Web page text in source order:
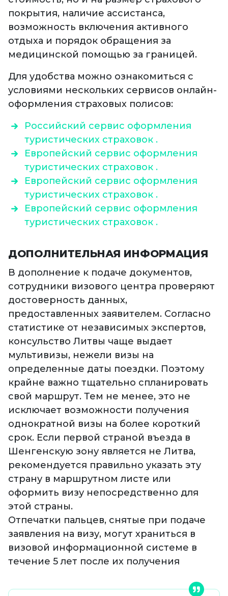
покрытия, наличие ассистанса,
возможность включения активного
отдыха и порядок обращения за
медицинской помощью за границей.
Для удобства можно ознакомиться с
условиями нескольких сервисов онлайн-
оформления страховых полисов:
Российский сервис оформления
туристических страховок .
Европейский сервис оформления
туристических страховок .
Европейский сервис оформления
туристических страховок .
Европейский сервис оформления
туристических страховок .
ДОПОЛНИТЕЛЬНАЯ ИНФОРМАЦИЯ
В дополнение к подаче документов,
сотрудники визового центра проверяют
достоверность данных,
предоставленных заявителем. Согласно
статистике от независимых экспертов,
консульство Литвы чаще выдает
мультивизы, нежели визы на
определенные даты поездки. Поэтому
крайне важно тщательно спланировать
свой маршрут. Тем не менее, это не
исключает возможности получения
однократной визы на более короткий
срок. Если первой страной въезда в
Шенгенскую зону является не Литва,
рекомендуется правильно указать эту
страну в маршрутном листе или
оформить визу непосредственно для
этой страны.
Отпечатки пальцев, снятые при подаче
заявления на визу, могут храниться в
визовой информационной системе в
течение 5 лет после их получения